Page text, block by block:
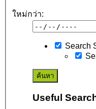
ใหม่กว่า:
Search
Useful